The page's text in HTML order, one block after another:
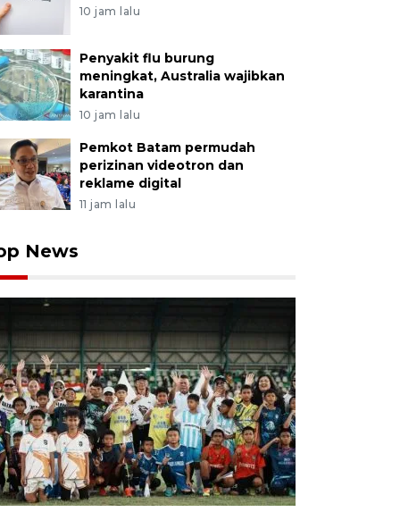
10 jam lalu
Penyakit flu burung
meningkat, Australia wajibkan
karantina
10 jam lalu
Pemkot Batam permudah
perizinan videotron dan
reklame digital
11 jam lalu
News